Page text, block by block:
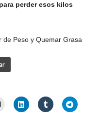
perder esos kilos